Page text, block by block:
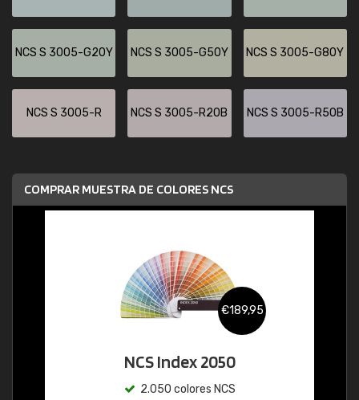
NCS S 3005-G20Y NCS S 3005-G50Y NCS S 3005-G80Y
NCS S 3005-R NCS S 3005-R20B NCS S 3005-R50B
COMPRAR MUESTRA DE COLORES NCS
€189,95
NCS Index 2050
2.050 colores NCS